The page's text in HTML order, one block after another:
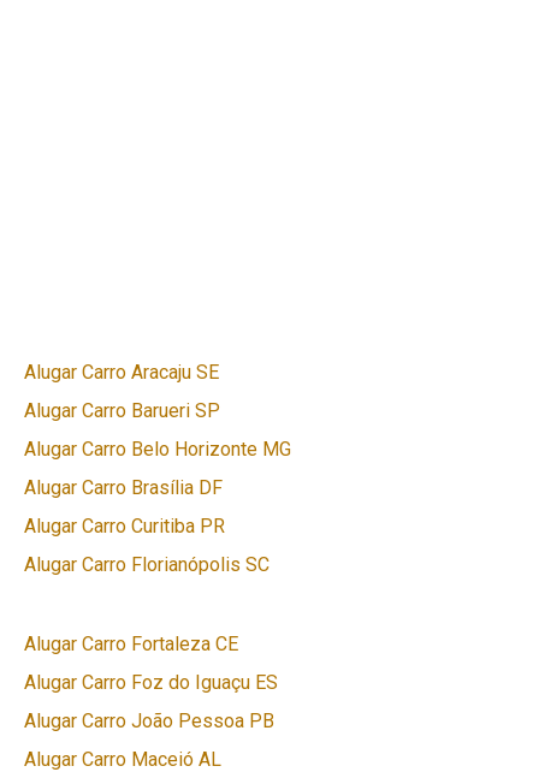
Alugar Carro Aracaju SE
Alugar Carro Barueri SP
Alugar Carro Belo Horizonte MG
Alugar Carro Brasília DF
Alugar Carro Curitiba PR
Alugar Carro Florianópolis SC
Alugar Carro Fortaleza CE
Alugar Carro Foz do Iguaçu ES
Alugar Carro João Pessoa PB
Alugar Carro Maceió AL